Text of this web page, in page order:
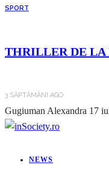
SPORT
THRILLER DE LA
3 SĂPTĂMÂNI AGO
Gugiuman Alexandra 17
NEWS